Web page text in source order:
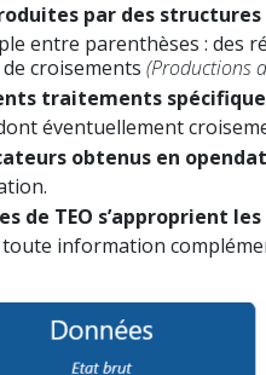
par des
entre parenthèses : des
croisements (Productions
traitements
éventuellement
obtenus en
de TEO s’approprient
information